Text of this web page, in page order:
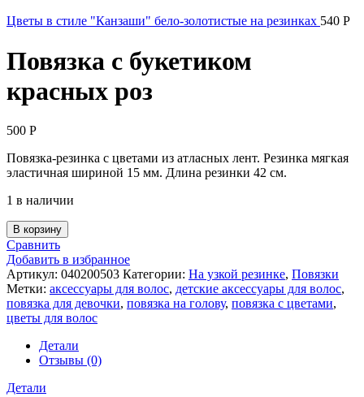
Цветы в стиле "Канзаши" бело-золотистые на резинках 540 Р
Повязка с букетиком
красных роз
500 Р
Повязка-резинка с цветами из атласных лент. Резинка мягкая
эластичная шириной 15 мм. Длина резинки 42 см.
1 в наличии
В корзину
Сравнить
Добавить в избранное
Артикул: 040200503 Категории: На узкой резинке, Повязки
Метки: аксессуары для волос, детские аксессуары для волос,
повязка для девочки, повязка на голову, повязка с цветами,
цветы для волос
Детали
Отзывы (0)
Детали